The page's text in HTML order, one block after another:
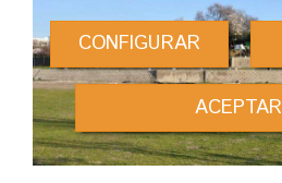
CONFIGURAR
ACEPTAR